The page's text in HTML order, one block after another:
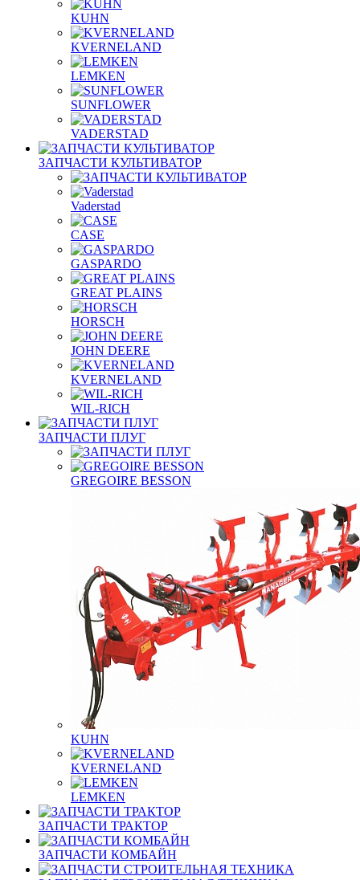
KUHN
KVERNELAND
LEMKEN
SUNFLOWER
VADERSTAD
ЗАПЧАСТИ КУЛЬТИВАТОР
Vaderstad
CASE
GASPARDO
GREAT PLAINS
HORSCH
JOHN DEERE
KVERNELAND
WIL-RICH
ЗАПЧАСТИ ПЛУГ
GREGOIRE BESSON
KUHN
KVERNELAND
LEMKEN
ЗАПЧАСТИ ТРАКТОР
ЗАПЧАСТИ КОМБАЙН